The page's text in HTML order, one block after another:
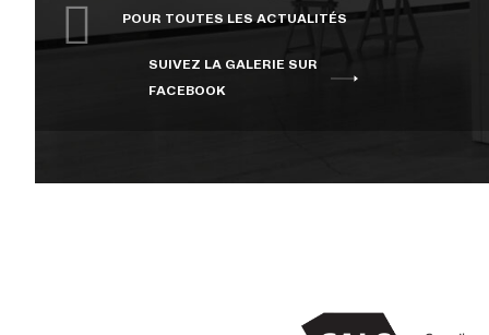
POUR TOUTES LES ACTUALITÉS
SUIVEZ LA GALERIE SUR
FACEBOOK